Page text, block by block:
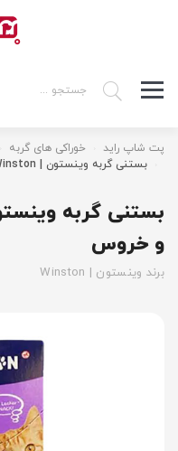
پت شاپ راید خوراکی های گربه
بستنی گربه وینستون | Winston
بستنی گربه
و خروس
برند وینستون | Winston